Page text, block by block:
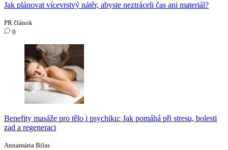
Jak plánovat vícevrstvý nátěr, abyste neztráceli čas ani materiál?
PR článok
0
Benefity masáže pro tělo i psychiku: Jak pomáhá při stresu, bolesti
zad a regeneraci
Annamária Bilas